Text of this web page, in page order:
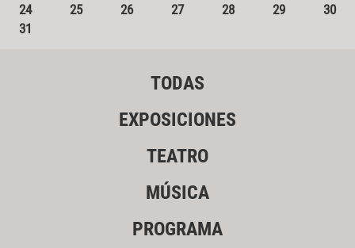
24
25 26 27 28 29
30
31
TODAS
EXPOSICIONES
TEATRO
MÚSICA
PROGRAMA